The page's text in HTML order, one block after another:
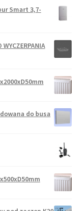
Smart 3,7-
do busa